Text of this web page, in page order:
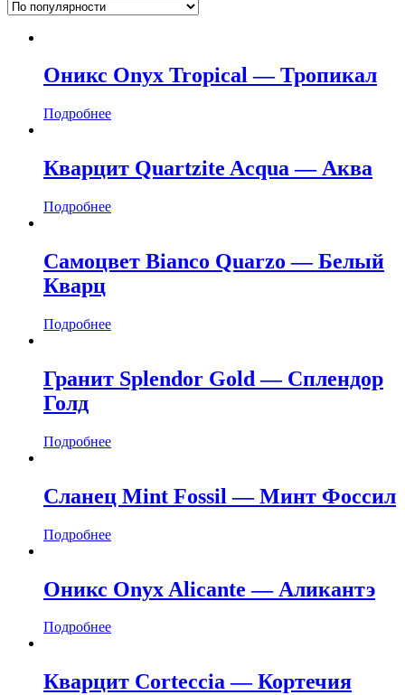
Оникс Onyx Tropical — Тропикал
Подробнее
Кварцит Quartzite Acqua — Аква
Подробнее
Самоцвет Bianco Quarzo — Белый
Кварц
Подробнее
Гранит Splendor Gold — Сплендор
Голд
Подробнее
Сланец Mint Fossil — Минт Фоссил
Подробнее
Оникс Onyx Alicante — Аликантэ
Подробнее
Кварцит Corteccia — Кортечия